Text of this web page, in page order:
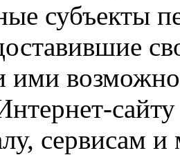
субъекты
ими
сервисам и